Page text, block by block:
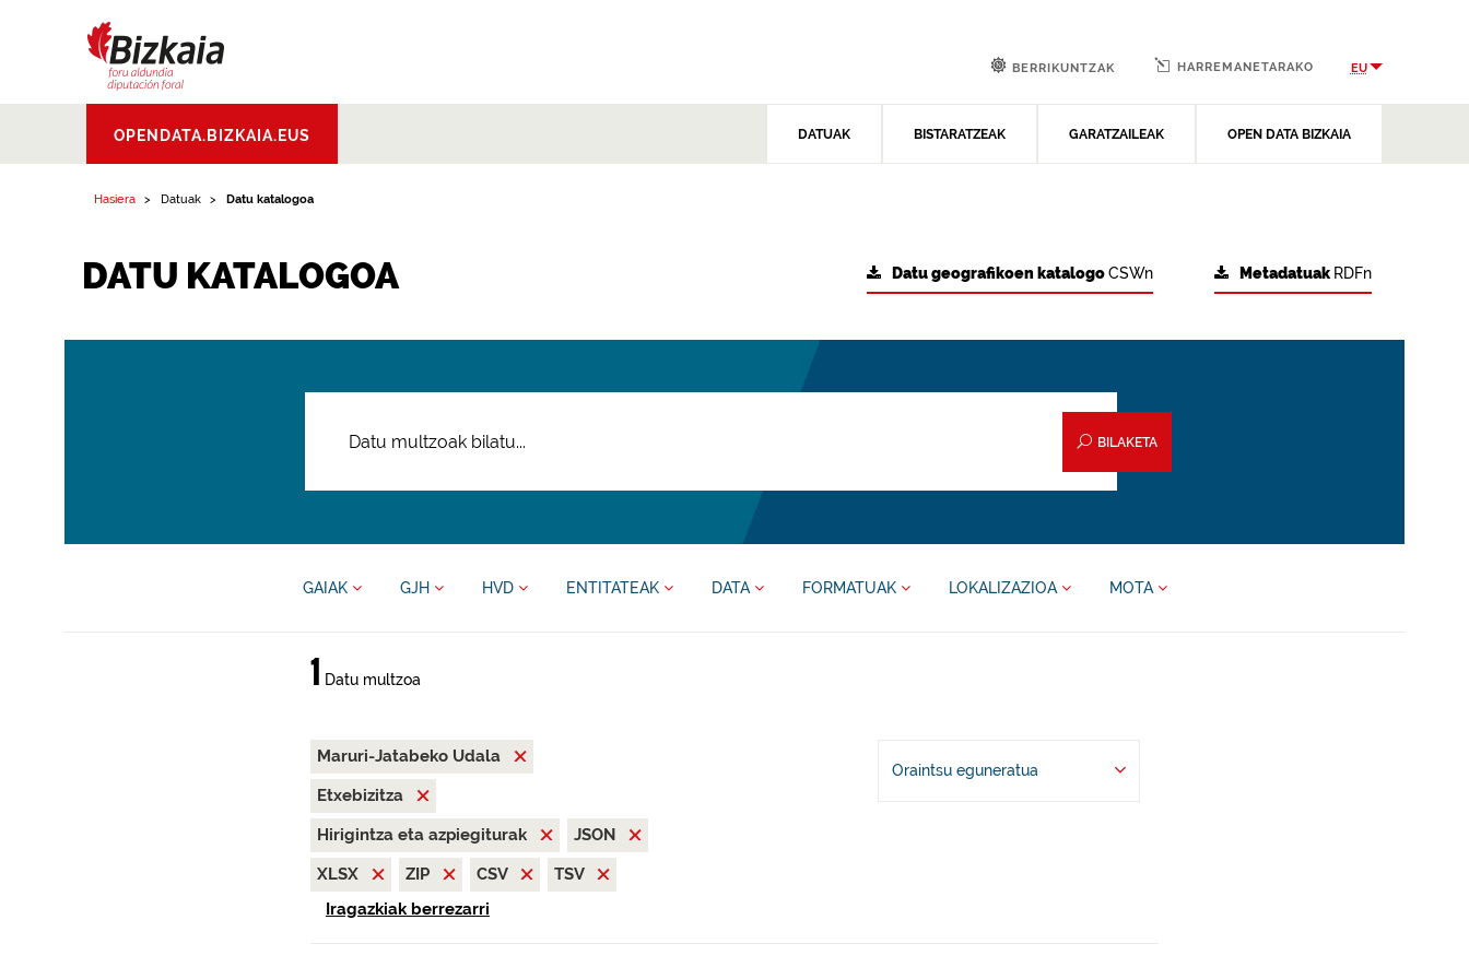
Aldundia.Diputacion
Foral de Bizkaia
OPENDATA.BIZKAIA.EUS DATUAK BISTARATZEAK GARATZAILEAK OPEN DATA BIZKAIA
BERRIKUNTZAK HARREMANETARAKO EU
Hasiera Datuak Datu katalogoa
DATU KATALOGOA Metadatuak RDFn
Datu geografikoen katalogoCSWn
BILAKETA
GAIAK GJH HVD ENTITATEAK DATA FORMATUAK LOKALIZAZIOA MOTA
1 Datu multzoa
Maruri-Jatabeko Udala
Etxebizitza
Hirigintza eta azpiegiturak
JSON
XLSX
ZIP CSV
TSV
Iragazkiak berrezarri
Oraintsu eguneratua